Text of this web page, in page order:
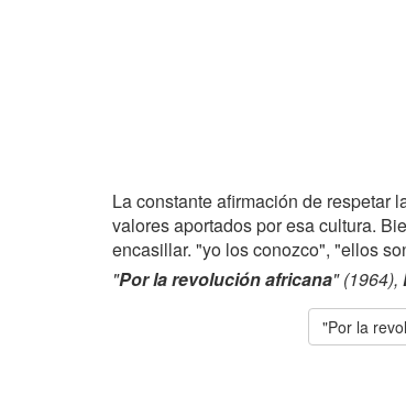
La constante afirmación de respetar
valores aportados por esa cultura.
encasillar. "yo los conozco", "ellos
"Por la revolución africana" (1964),
"Por la